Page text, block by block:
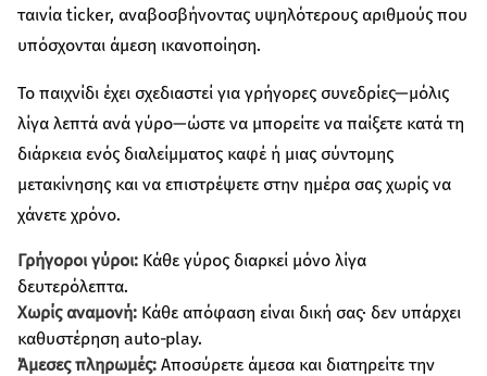
ყველა ინიციატივა
ταινία ticker, αναβοσβήνοντας υψηλότερους αριθμούς που
υπόσχονται άμεση ικανοποίηση.
Το παιχνίδι έχει σχεδιαστεί για γρήγορες συνεδρίες—μόλις
λίγα λεπτά ανά γύρο—ώστε να μπορείτε να παίξετε κατά τη
διάρκεια ενός διαλείμματος καφέ ή μιας σύντομης
μετακίνησης και να επιστρέψετε στην ημέρα σας χωρίς να
χάνετε χρόνο.
Γρήγοροι γύροι: Κάθε γύρος διαρκεί μόνο λίγα
δευτερόλεπτα.
Χωρίς αναμονή: Κάθε απόφαση είναι δική σας· δεν υπάρχει
καθυστέρηση auto‑play.
Άμεσες πληρωμές: Αποσύρετε άμεσα και διατηρείτε την